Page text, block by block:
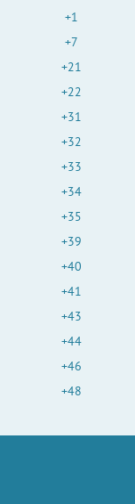
+1
+7
+21
+22
+31
+32
+33
+34
+35
+39
+40
+41
+43
+44
+46
+48